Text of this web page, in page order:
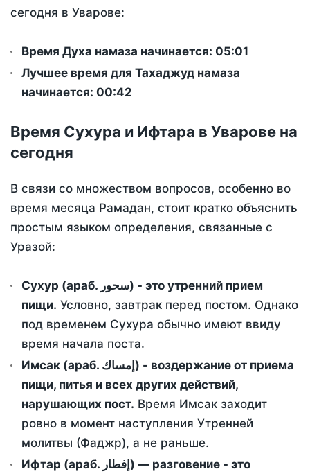
сегодня в Уварове:
Время Духа намаза начинается: 05:01
Лучшее время для Тахаджуд намаза
начинается: 00:42
Время Сухура и Ифтара в Уварове на
сегодня
В связи со множеством вопросов, особенно во
время месяца Рамадан, стоит кратко объяснить
простым языком определения, связанные с
Уразой:
Сухур (араб. سحور) - это утренний прием
пищи. Условно, завтрак перед постом. Однако
под временем Сухура обычно имеют ввиду
время начала поста.
Имсак (араб. إمساك) - воздержание от приема
пищи, питья и всех других действий,
нарушающих пост. Время Имсак заходит
ровно в момент наступления Утренней
молитвы (Фаджр), а не раньше.
Ифтар (араб. إفطار) — разговение - это